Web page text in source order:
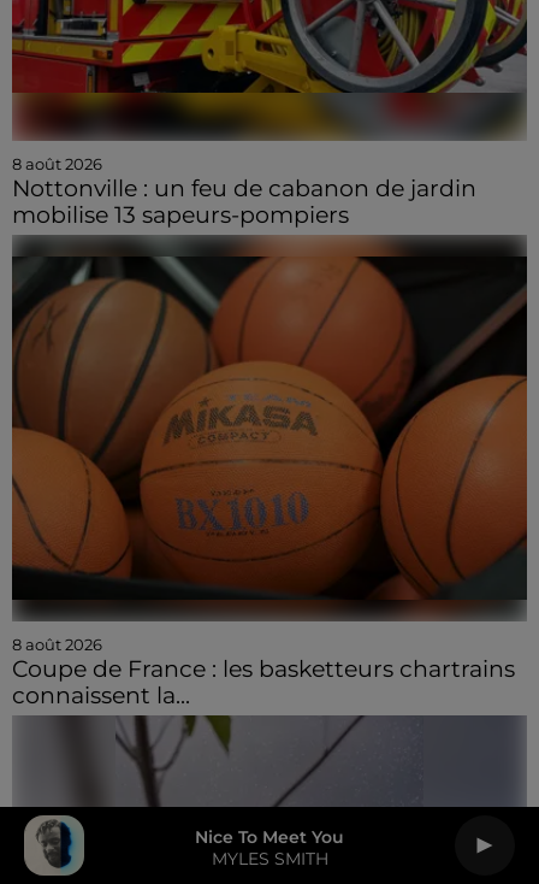
Nice To Meet You
MYLES SMITH
8 août 2026
Nottonville : un feu de cabanon de jardin
mobilise 13 sapeurs-pompiers
8 août 2026
Coupe de France : les basketteurs chartrains
connaissent la...